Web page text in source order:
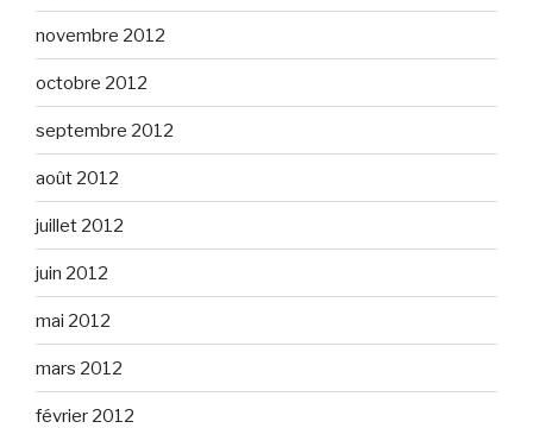
novembre 2012
octobre 2012
septembre 2012
août 2012
juillet 2012
juin 2012
mai 2012
mars 2012
février 2012